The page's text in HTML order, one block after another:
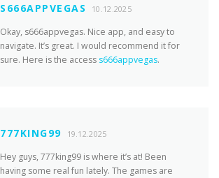
S666APPVEGAS 10.12.2025
Okay, s666appvegas. Nice app, and easy to
navigate. It’s great. I would recommend it for
sure. Here is the access s666appvegas.
777KING99 19.12.2025
Hey guys, 777king99 is where it’s at! Been
having some real fun lately. The games are